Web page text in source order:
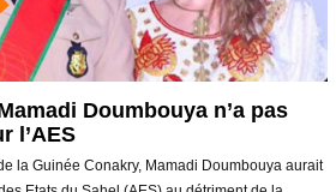
Doumbouya n’a pas
l’AES
la Guinée Conakry, Mamadi Doumbouya aurait